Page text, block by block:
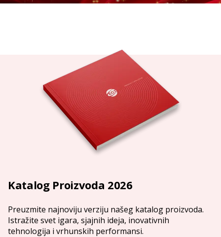
Katalog Proizvoda 2026
Preuzmite najnoviju verziju našeg katalog proizvoda.
Istražite svet igara, sjajnih ideja, inovativnih
tehnologija i vrhunskih performansi.